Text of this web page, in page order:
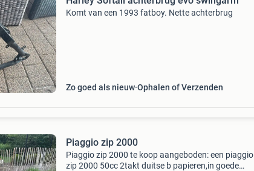
Komt van een 1993 fatboy. Nette achterbrug
Zo goed als nieuw Ophalen of Verzenden
Piaggio zip 2000
Piaggio zip 2000 te koop aangeboden: een piaggio
zip 2000 50cc 2takt duitse b papieren,in goede